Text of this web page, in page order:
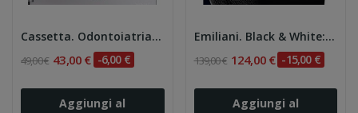
Cassetta. Odontoiatria e paziente. Gli...
49,00 € 43,00 € -6,00 €
Aggiungi al
Emiliani. Black & White: Protocolli clinici...
139,00 € 124,00 € -15,00 €
Aggiungi al